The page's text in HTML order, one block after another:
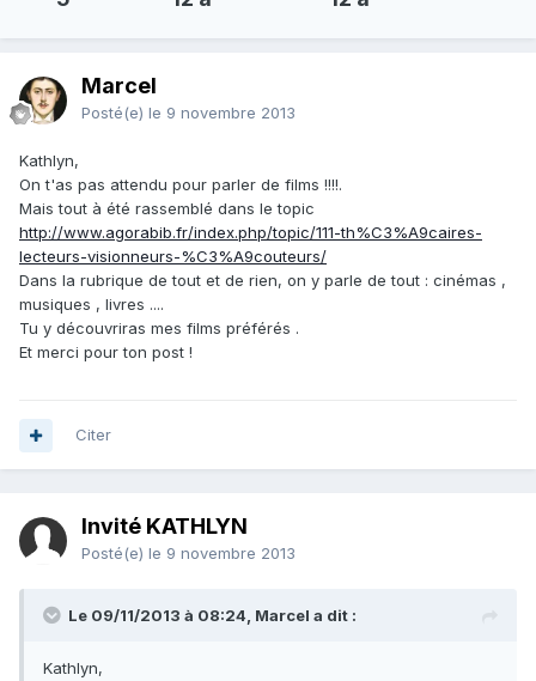
Marcel
Posté(e) le 9 novembre 2013
Kathlyn,
On t'as pas attendu pour parler de films !!!!.
Mais tout à été rassemblé dans le topic
http://www.agorabib.fr/index.php/topic/111-th%C3%A9caires-
lecteurs-visionneurs-%C3%A9couteurs/
Dans la rubrique de tout et de rien, on y parle de tout : cinémas ,
musiques , livres ....
Tu y découvriras mes films préférés .
Et merci pour ton post !
Citer
Invité KATHLYN
Posté(e) le 9 novembre 2013
Le 09/11/2013 à 08:24, Marcel a dit :
Kathlyn,